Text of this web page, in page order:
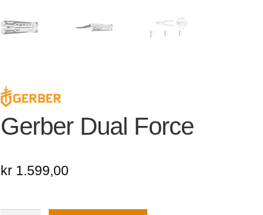
Gerber Dual Force
kr 1.599,00